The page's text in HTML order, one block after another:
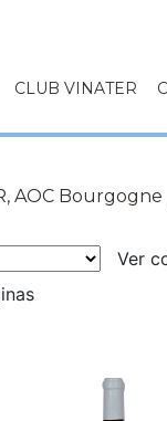
CLUB VINATER
AOC Bourgogne
Ver